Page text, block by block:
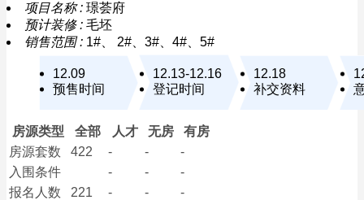
项目名称 : 璟荟府
预计装修 : 毛坯
销售范围 : 1#、 2#、3#、4#、5#
12.09
预售时间
12.13-12.16
登记时间
12.18
补交资料
房源类型 全部 人才 无房
有房
房源套数
422 - -
-
入围条件
- -
-
报名 人数 221 - -
-